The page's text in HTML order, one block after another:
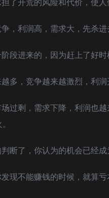
，利润高，需求大，先杀进
段进来的，因为赶上了好
多，竞争越来越激烈，利
过剩，需求下降，利润也
断了，你认为的机会已经成
现不能赚钱的时候，就算亏